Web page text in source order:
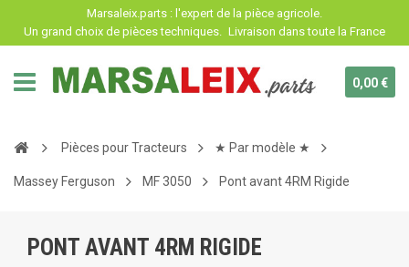
Marsaleix.parts : l'expert de la pièce agricole.
Un grand choix de pièces techniques. Livraison dans toute la France
0,00 €
Pièces pour Tracteurs ★ Par modèle ★
Massey Ferguson MF 3050 Pont avant 4RM Rigide
PONT AVANT 4RM RIGIDE
Panneau de gestion des cookies